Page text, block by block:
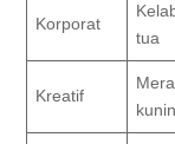
Korporat
tua
Kreatif